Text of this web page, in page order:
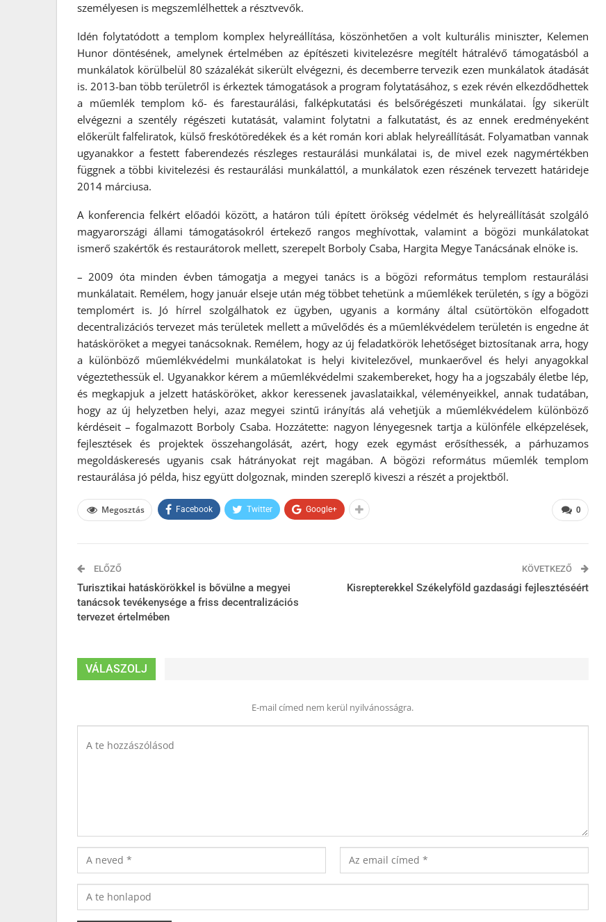
személyesen is megszemlélhettek a résztvevők.
Idén folytatódott a templom komplex helyreállítása, köszönhetően a volt kulturális miniszter, Kelemen
Hunor döntésének, amelynek értelmében az építészeti kivitelezésre megítélt hátralévő támogatásból a
munkálatok körülbelül 80 százalékát sikerült elvégezni, és decemberre tervezik ezen munkálatok átadását
is. 2013-ban több területről is érkeztek támogatások a program folytatásához, s ezek révén elkezdődhettek
a műemlék templom kő- és farestaurálási, falképkutatási és belsőrégészeti munkálatai. Így sikerült
elvégezni a szentély régészeti kutatását, valamint folytatni a falkutatást, és az ennek eredményeként
előkerült falfeliratok, külső freskótöredékek és a két román kori ablak helyreállítását. Folyamatban vannak
ugyanakkor a festett faberendezés részleges restaurálási munkálatai is, de mivel ezek nagymértékben
függnek a többi kivitelezési és restaurálási munkálattól, a munkálatok ezen részének tervezett határideje
2014 márciusa.
A konferencia felkért előadói között, a határon túli épített örökség védelmét és helyreállítását szolgáló
magyarországi állami támogatásokról értekező rangos meghívottak, valamint a bögözi munkálatokat
ismerő szakértők és restaurátorok mellett, szerepelt Borboly Csaba, Hargita Megye Tanácsának elnöke is.
– 2009 óta minden évben támogatja a megyei tanács is a bögözi református templom restaurálási
munkálatait. Remélem, hogy január elseje után még többet tehetünk a műemlékek területén, s így a bögözi
templomért is. Jó hírrel szolgálhatok ez ügyben, ugyanis a kormány által csütörtökön elfogadott
decentralizációs tervezet más területek mellett a művelődés és a műemlékvédelem területén is engedne át
hatásköröket a megyei tanácsoknak. Remélem, hogy az új feladatkörök lehetőséget biztosítanak arra, hogy
a különböző műemlékvédelmi munkálatokat is helyi kivitelezővel, munkaerővel és helyi anyagokkal
végeztethessük el. Ugyanakkor kérem a műemlékvédelmi szakembereket, hogy ha a jogszabály életbe lép,
és megkapjuk a jelzett hatásköröket, akkor keressenek javaslataikkal, véleményeikkel, annak tudatában,
hogy az új helyzetben helyi, azaz megyei szintű irányítás alá vehetjük a műemlékvédelem különböző
kérdéseit – fogalmazott Borboly Csaba. Hozzátette: nagyon lényegesnek tartja a különféle elképzelések,
fejlesztések és projektek összehangolását, azért, hogy ezek egymást erősíthessék, a párhuzamos
megoldáskeresés ugyanis csak hátrányokat rejt magában. A bögözi református műemlék templom
restaurálása jó példa, hisz együtt dolgoznak, minden szereplő kiveszi a részét a projektből.
0
Megosztás Facebook Twitter Google+
ELŐZŐ
Turisztikai hatáskörökkel is bővülne a megyei
tanácsok tevékenysége a friss decentralizációs
tervezet értelmében
KÖVETKEZŐ
Kisrepterekkel Székelyföld gazdasági fejlesztéséért
VÁLASZOLJ
E-mail címed nem kerül nyilvánosságra.